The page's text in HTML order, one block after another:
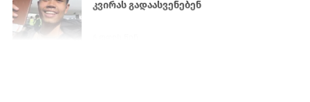
კვირას გადაასვენებენ